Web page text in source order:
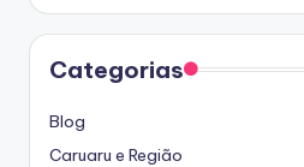
Categorias
Blog
Caruaru e Região